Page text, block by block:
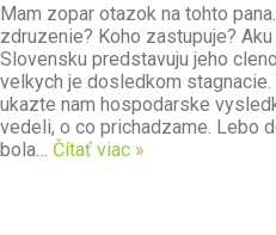
Mam zopar otazok na tohto
zdruzenie? Koho zastupuje?
Slovensku predstavuju jeho
velkych je dosledkom stagnacie.
ukazte nam hospodarske
vedeli, o co prichadzame. Lebo
bola
Čítať viac »